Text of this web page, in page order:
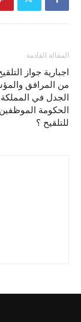
المقالة القادمة
اجبارية جواز
من المرافق
الجدل في
الحكومة
للتلقيح ؟